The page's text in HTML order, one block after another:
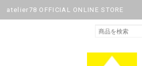
atelier78 OFFICIAL ONLINE STORE